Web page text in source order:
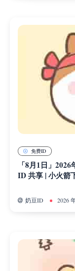
免费ID
「8月1日」
ID 共享 | 小火箭
奶豆ID 2026